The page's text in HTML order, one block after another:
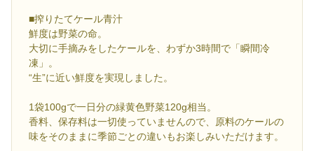
■搾りたてケール青汁
鮮度は野菜の命。
大切に手摘みをしたケールを、わずか3時間で「瞬間冷
凍」。
“生”に近い鮮度を実現しました。
1袋100gで一日分の緑黄色野菜120g相当。
香料、保存料は一切使っていませんので、原料のケールの
味をそのままに季節ごとの違いもお楽しみいただけます。